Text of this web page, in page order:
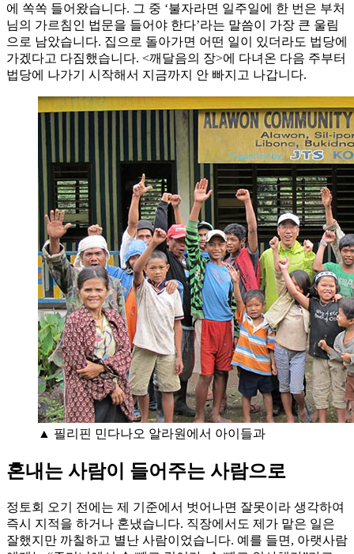
에 쏙쏙 들어왔습니다. 그 중 ‘불자라면 일주일에 한 번은 부처
님의 가르침인 법문을 들어야 한다’라는 말씀이 가장 큰 울림
으로 남았습니다. 집으로 돌아가면 어떤 일이 있더라도 법당에
가겠다고 다짐했습니다. <깨달음의 장>에 다녀온 다음 주부터
법당에 나가기 시작해서 지금까지 안 빠지고 나갑니다.
▲ 필리핀 민다나오 알라원에서 아이들과
혼내는 사람이 들어주는 사람으로
정토회 오기 전에는 제 기준에서 벗어나면 잘못이라 생각하여
즉시 지적을 하거나 혼냈습니다. 직장에서도 제가 맡은 일은
잘했지만 까칠하고 별난 사람이었습니다. 예를 들면, 아랫사람